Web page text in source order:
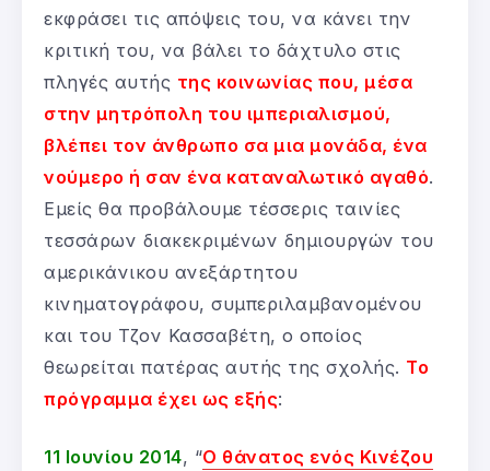
εκφράσει τις απόψεις του, να κάνει την
κριτική του, να βάλει το δάχτυλο στις
πληγές αυτής της κοινωνίας που, μέσα
στην μητρόπολη του ιμπεριαλισμού,
βλέπει τον άνθρωπο σα μια μονάδα, ένα
νούμερο ή σαν ένα καταναλωτικό αγαθό.
Εμείς θα προβάλουμε τέσσερις ταινίες
τεσσάρων διακεκριμένων δημιουργών του
αμερικάνικου ανεξάρτητου
κινηματογράφου, συμπεριλαμβανομένου
και του Τζον Κασσαβέτη, ο οποίος
θεωρείται πατέρας αυτής της σχολής. Το
πρόγραμμα έχει ως εξής:
11 Ιουνίου 2014, “Ο θάνατος ενός Κινέζου